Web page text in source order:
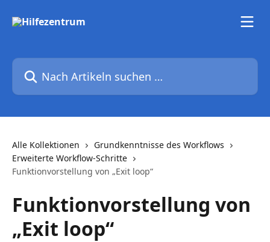
Nach Artikeln suchen …
Alle Kollektionen
Grundkenntnisse des Workflows
Erweiterte Workflow-Schritte
Funktionvorstellung von „Exit loop“
Funktionvorstellung von
„Exit loop“